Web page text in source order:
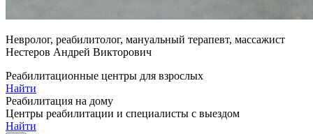
Невролог, реабилитолог, мануальный терапевт, массажист
Нестеров Андрей Викторович
Реабилитационные центры для взрослых
Найти
Реабилитация на дому
Центры реабилитации и специалисты с выездом
Найти